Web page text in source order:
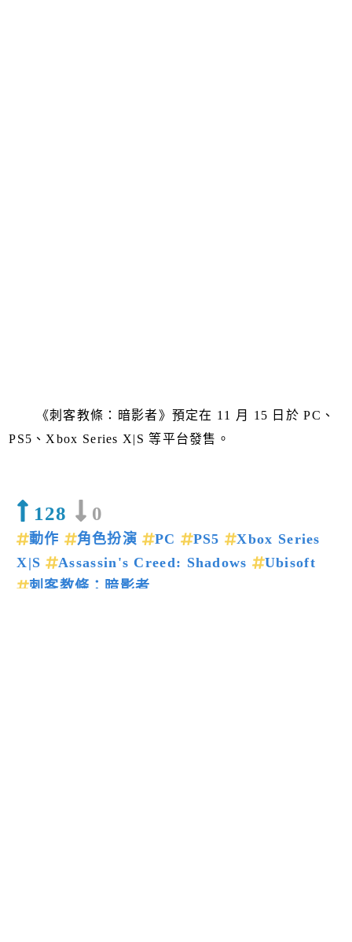
《刺客教條：暗影者》預定在 11 月 15 日於 PC、
PS5、Xbox Series X|S 等平台發售。
128 0
動作 角色扮演 PC PS5
Xbox Series
X|S
Assassin's Creed: Shadows
Ubisoft
刺客教條：暗影者